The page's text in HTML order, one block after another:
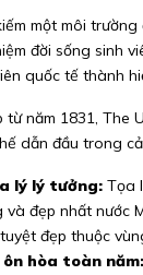
một môi
đời sống sinh
quốc tế thành
từ năm 1831, The
dẫn đầu trong
lý lý tưởng: Tọa
và đẹp nhất nước
đẹp thuộc
ôn hòa toàn